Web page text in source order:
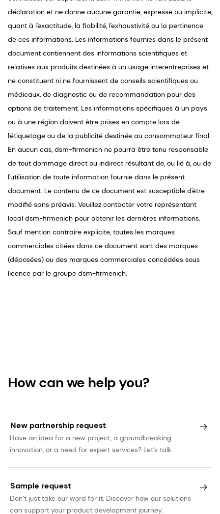
déclaration et ne donne aucune garantie, expresse ou implicite,
quant à l'exactitude, la fiabilité, l'exhaustivité ou la pertinence
de ces informations. Les informations fournies dans le présent
document contiennent des informations scientifiques et
relatives aux produits destinées à un usage interentreprises et
ne constituent ni ne fournissent de conseils scientifiques ou
médicaux, de diagnostic ou de recommandation pour des
options de traitement. Les informations spécifiques à un pays
ou à une région doivent être prises en compte lors de
l'étiquetage ou de la publicité destinée au consommateur final.
En aucun cas, dsm-firmenich ne pourra être tenu responsable
de tout dommage direct ou indirect résultant de, ou lié à, ou de
l'utilisation de toute information fournie dans le présent
document. Le contenu de ce document est susceptible d'être
modifié sans préavis. Veuillez contacter votre représentant
local dsm-firmenich pour obtenir les dernières informations.
Sauf mention contraire explicite, toutes les marques
commerciales citées dans ce document sont des marques
(déposées) ou des marques commerciales concédées sous
licence par le groupe dsm-firmenich.
How can we help you?
New partnership request
Have an idea for a new project, a groundbreaking
innovation, or a need for expert services? Let’s talk.
Sample request
Don’t just take our word for it. Discover how our solutions
can support your product development journey.